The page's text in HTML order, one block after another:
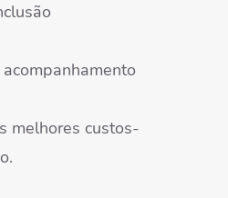
melhores custos-